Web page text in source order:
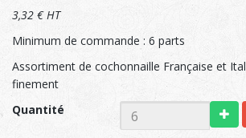
3,32 € HT
Minimum de commande : 6 parts
Assortiment de cochonnaille Française et
finement
Quantité